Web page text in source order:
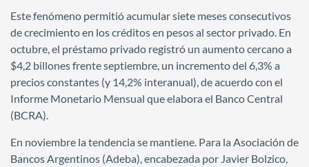
Este fenómeno permitió acumular siete meses consecutivos
de crecimiento en los créditos en pesos al sector privado. En
octubre, el préstamo privado registró un aumento cercano a
$4,2 billones frente septiembre, un incremento del 6,3% a
precios constantes (y 14,2% interanual), de acuerdo con el
Informe Monetario Mensual que elabora el Banco Central
(BCRA).
En noviembre la tendencia se mantiene. Para la Asociación de
Bancos Argentinos (Adeba), encabezada por Javier Bolzico,